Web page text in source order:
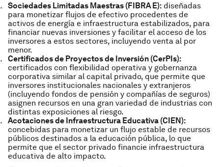
Sociedades Limitadas Maestras (FIBRA E): diseñadas
para monetizar flujos de efectivo procedentes de
activos de energía e infraestructura estabilizados, para
financiar nuevas inversiones y facilitar el acceso de los
inversores a estos sectores, incluyendo venta al por
menor.
Certificados de Proyectos de Inversión (CerPIs):
certificados con flexibilidad operativa y gobernanza
corporativa similar al capital privado, que permite que
inversores institucionales nacionales y extranjeros
(incluyendo fondos de pensión y compañías de seguros)
asignen recursos en una gran variedad de industrias con
distintas exposiciones al riesgo.
Acotaciones de Infraestructura Educativa (CIEN):
concebidas para monetizar un flujo estable de recursos
públicos destinados a la educación pública, lo que
permite que el sector privado financie infraestructura
educativa de alto impacto.